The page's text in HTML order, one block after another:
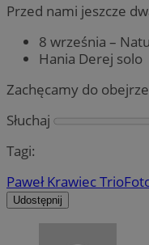
Przed nami jeszcze
8 września –
Hania Derej solo
Zachęcamy do
Słuchaj
Tagi:
Paweł Krawiec Trio
Udostępnij